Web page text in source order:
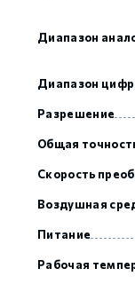
Диапазон
Диапазон
Разрешение
Общая
Скорость
Воздушная
Питание
Рабочая